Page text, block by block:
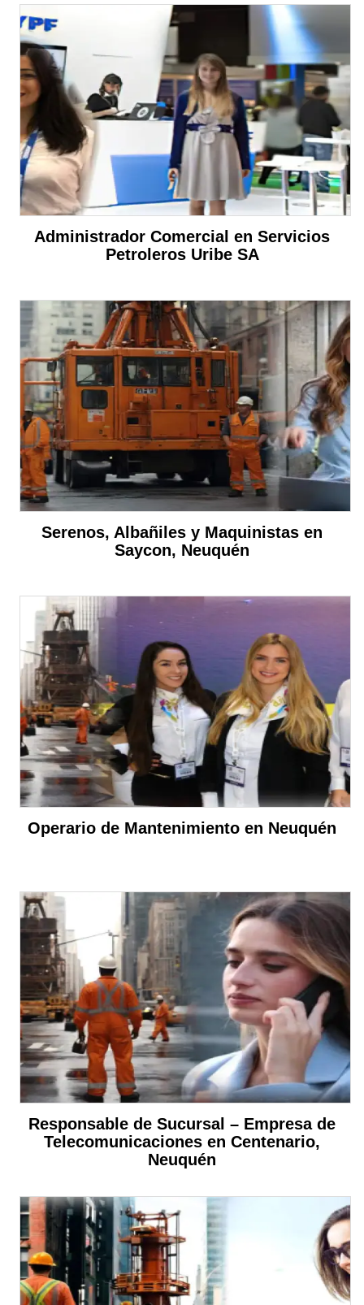
Administrador Comercial en Servicios
Petroleros Uribe SA
Serenos, Albañiles y Maquinistas en
Saycon, Neuquén
Operario de Mantenimiento en Neuquén
Responsable de Sucursal – Empresa de
Telecomunicaciones en Centenario,
Neuquén